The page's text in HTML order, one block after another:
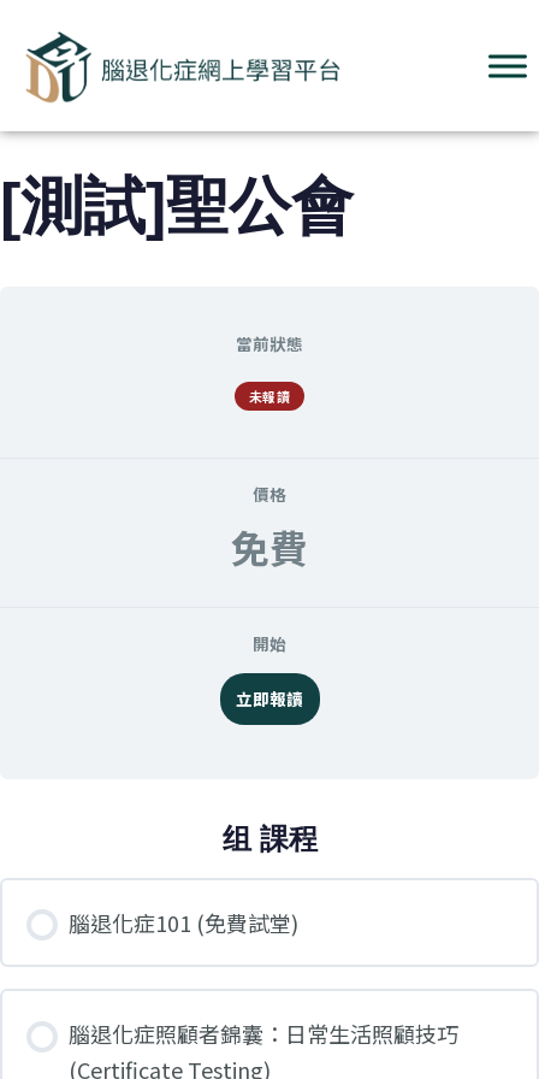
[測試]聖公會
當前狀態
未報讀
價格
免費
開始
立即報讀
组 課程
腦退化症101 (免費試堂)
課程進度
0% 完成 0/0 步
腦退化症照顧者錦囊：日常生活照顧技巧
(Certificate Testing)